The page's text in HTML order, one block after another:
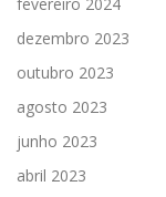
dezembro 2023
outubro 2023
agosto 2023
junho 2023
abril 2023